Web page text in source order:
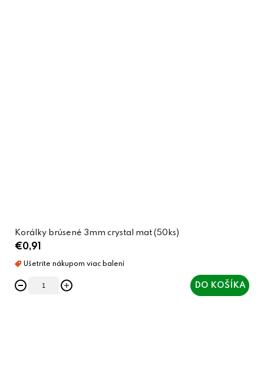
Korálky brúsené 3mm crystal mat (50ks)
€0,91
DO KOŠÍKA